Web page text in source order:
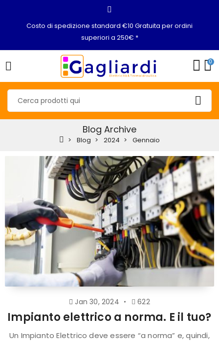
Costo di spedizione standard €10 Gratuita per ordini
superiori a 250€ *
0
Blog Archive
Blog 2024 Gennaio
Jan 30, 2024 622
Impianto elettrico a norma. E il tuo?
Un Impianto Elettrico deve essere “a norma” e, quindi,